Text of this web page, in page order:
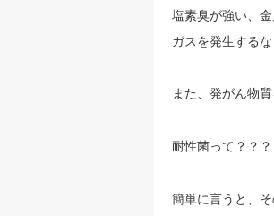
塩素臭が強い、
ガスを発生する
また、発がん物
耐性菌って？？？
簡単に言うと、